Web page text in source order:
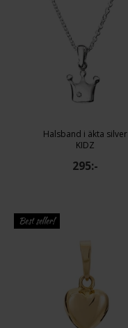
Halsband i äkta silver
KIDZ
295:-
Best seller!